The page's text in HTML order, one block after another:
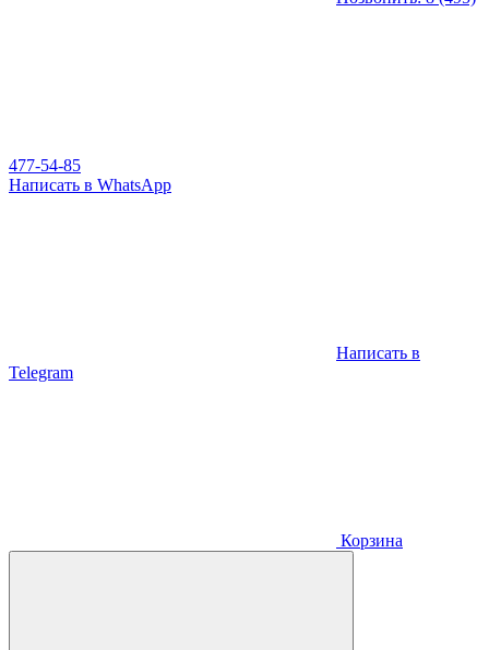
477-54-85
Написать в WhatsApp
Написать в
Telegram
Корзина